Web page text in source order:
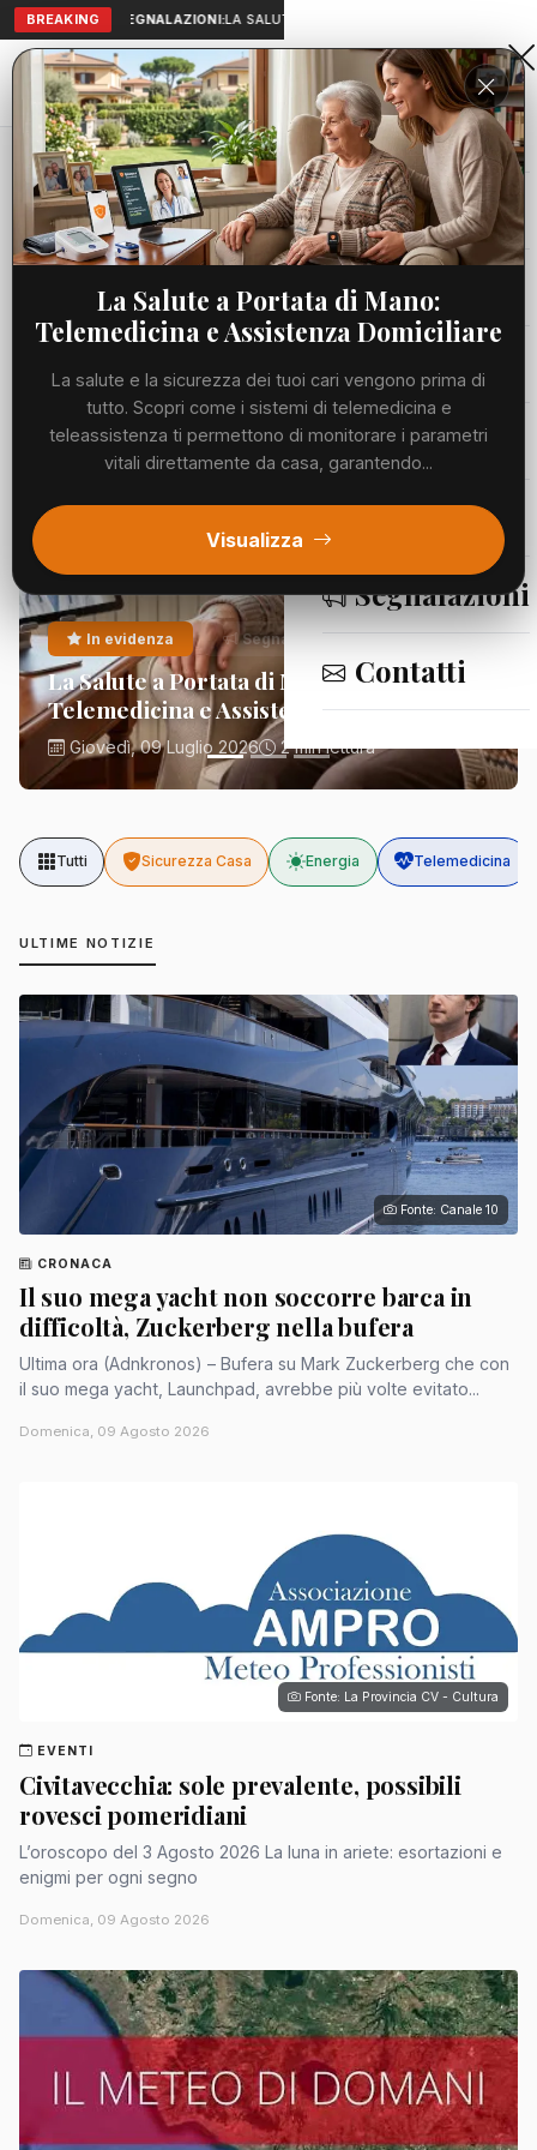
BREAKING SEGNALAZIONI:LA SALUTE A PORTATA DI MANO:
Aranova • NET
PORTALE UTILE AL TERRITORIO
Home
Cronaca
Viabilità
Utilità
Meteo
Eventi
Segnalazioni
Contatti
La Salute a Portata di Mano:
Telemedicina e Assistenza Domiciliare
La salute e la sicurezza dei tuoi cari vengono prima di
tutto. Scopri come i sistemi di telemedicina e
teleassistenza ti permettono di monitorare i parametri
vitali direttamente da casa, garantendo...
Visualizza
In evidenza Segnalazioni
La Salute a Portata di Mano:
Telemedicina e Assistenza Domiciliare
Giovedì, 09 Luglio 2026 2 min lettura
Tutti Sicurezza Casa Energia Telemedicina
ULTIME NOTIZIE
Fonte: Canale 10
CRONACA
Il suo mega yacht non soccorre barca in
difficoltà, Zuckerberg nella bufera
Ultima ora (Adnkronos) – Bufera su Mark Zuckerberg che con
il suo mega yacht, Launchpad, avrebbe più volte evitato...
Domenica, 09 Agosto 2026
Fonte: La Provincia CV - Cultura
EVENTI
Civitavecchia: sole prevalente, possibili
rovesci pomeridiani
L’oroscopo del 3 Agosto 2026 La luna in ariete: esortazioni e
enigmi per ogni segno
Domenica, 09 Agosto 2026